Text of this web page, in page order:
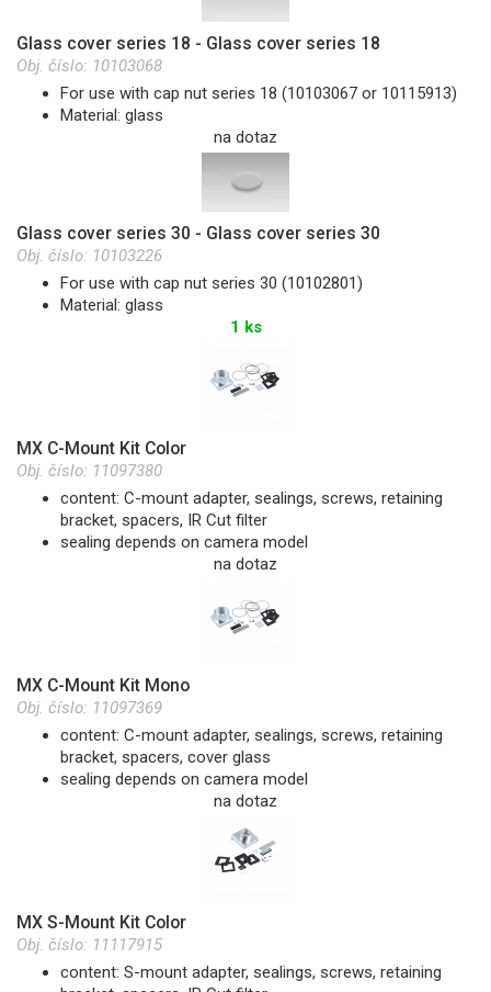
Glass cover series 18 - Glass cover series 18
Obj. číslo: 10103068
For use with cap nut series 18 (10103067 or 10115913)
Material: glass
na dotaz
Glass cover series 30 - Glass cover series 30
Obj. číslo: 10103226
For use with cap nut series 30 (10102801)
Material: glass
1 ks
MX C-Mount Kit Color
Obj. číslo: 11097380
content: C-mount adapter, sealings, screws, retaining
bracket, spacers, IR Cut filter
sealing depends on camera model
na dotaz
MX C-Mount Kit Mono
Obj. číslo: 11097369
content: C-mount adapter, sealings, screws, retaining
bracket, spacers, cover glass
sealing depends on camera model
na dotaz
MX S-Mount Kit Color
Obj. číslo: 11117915
content: S-mount adapter, sealings, screws, retaining